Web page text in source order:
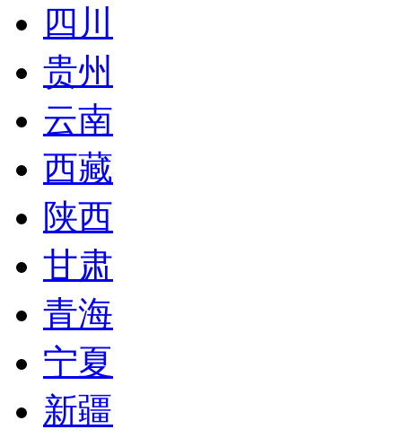
四川
贵州
云南
西藏
陕西
甘肃
青海
宁夏
新疆